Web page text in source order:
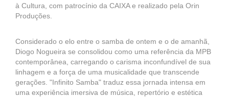
à Cultura, com patrocínio da CAIXA e realizado pela Orin
Produções.
Considerado o elo entre o samba de ontem e o de amanhã,
Diogo Nogueira se consolidou como uma referência da MPB
contemporânea, carregando o carisma inconfundível de sua
linhagem e a força de uma musicalidade que transcende
gerações. "Infinito Samba" traduz essa jornada intensa em
uma experiência imersiva de música, repertório e estética